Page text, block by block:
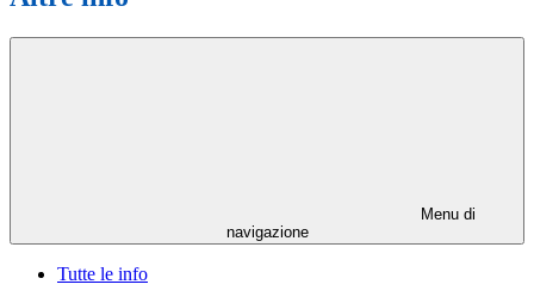
Menu di
navigazione
Tutte le info